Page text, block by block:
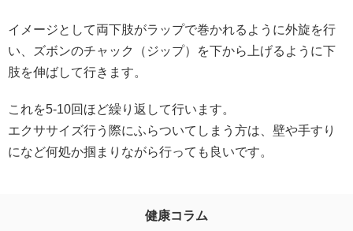
イメージとして両下肢がラップで巻かれるように外旋を行
い、ズボンのチャック（ジップ）を下から上げるように下
肢を伸ばして行きます。
これを5-10回ほど繰り返して行います。
エクササイズ行う際にふらついてしまう方は、壁や手すり
になど何処か掴まりながら行っても良いです。
健康コラム